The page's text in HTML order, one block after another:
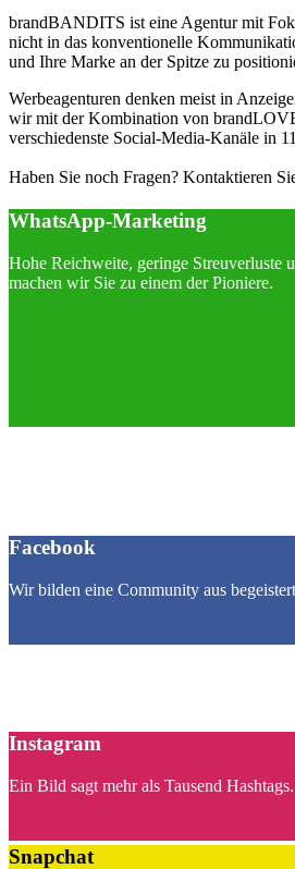
brandBANDITS ist eine Agentur mit
nicht in das konventionelle
und Ihre Marke an der Spitze zu
Werbeagenturen denken meist in
wir mit der Kombination von
verschiedenste Social-Media-Kanäle in
Haben Sie noch Fragen? Kontaktieren
WhatsApp-Marketing
Hohe Reichweite, geringe Streuverluste
machen wir Sie zu einem der Pioniere.
Facebook
Wir bilden eine Community aus
Instagram
Ein Bild sagt mehr als Tausend
Snapchat